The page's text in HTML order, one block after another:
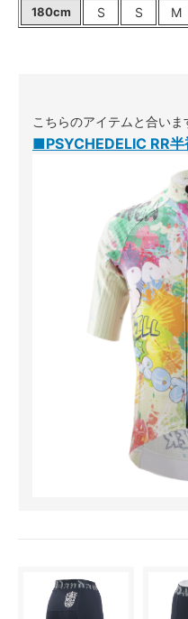
180cm S S M
こちらのアイテムと合いま
■PSYCHEDELIC RR